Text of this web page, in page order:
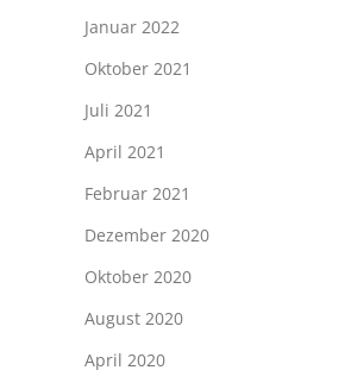
Januar 2022
Oktober 2021
Juli 2021
April 2021
Februar 2021
Dezember 2020
Oktober 2020
August 2020
April 2020